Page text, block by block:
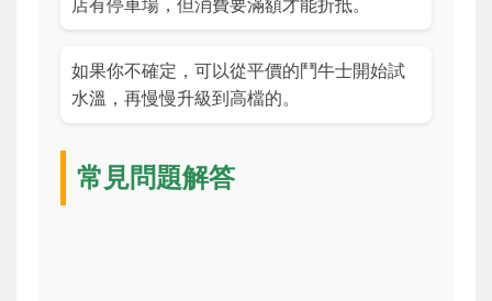
店有停車場，但消費要滿額才能折抵。
如果你不確定，可以從平價的鬥牛士開始試
水溫，再慢慢升級到高檔的。
常見問題解答